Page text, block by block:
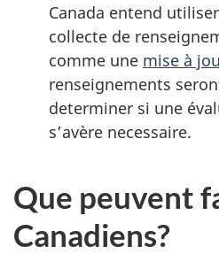
Canada entend
collecte de
comme une mise à
renseignements
determiner si une
s’avère necessaire.
Que peuvent
Canadiens?